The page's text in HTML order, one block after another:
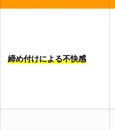
締め付けによる不快感